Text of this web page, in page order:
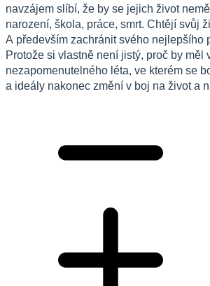
navzájem sl íbí, že by se jejich život
narození, škola, práce, smrt. Chtějí svůj
A především zachránit svého nejlepšího
Protože si vlastně není jistý, proč by měl
nezapomenutelného l éta, ve kterém se
a ideá ly nakonec změní v boj na život a